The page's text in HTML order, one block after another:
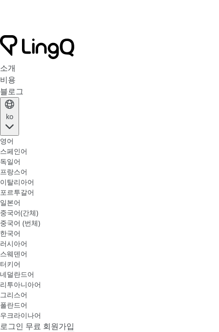
소개
비용
블로그
ko
영어
스페인어
독일어
프랑스어
이탈리아어
포르투갈어
일본어
중국어(간체)
중국어 (번체)
한국어
러시아어
스웨덴어
터키어
네덜란드어
리투아니아어
그리스어
폴란드어
우크라이나어
로그인 무료 회원가입